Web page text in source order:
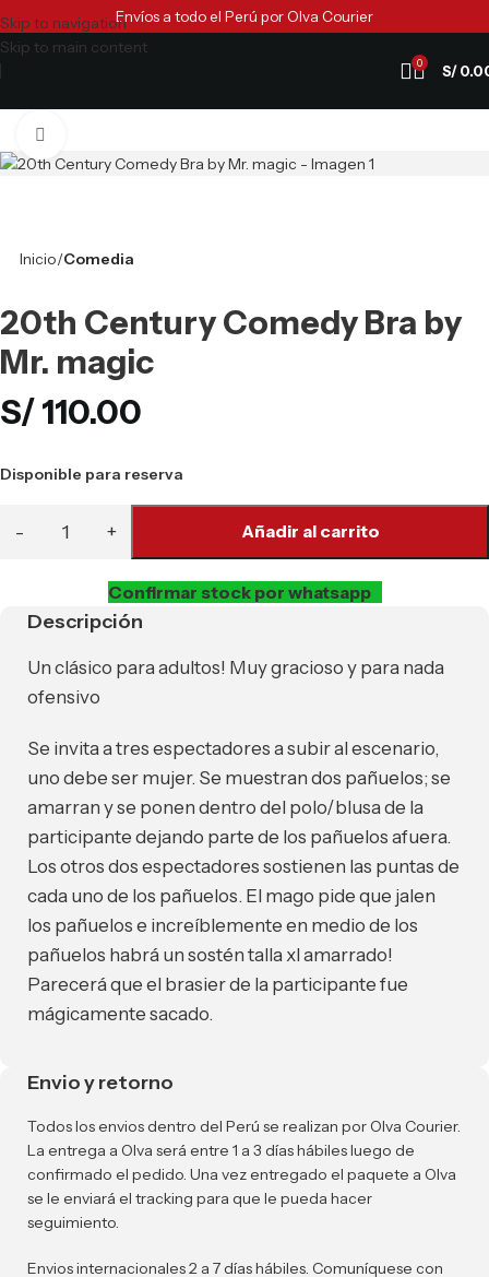
Skip to navigation
Skip to main content
Envíos a todo el Perú por Olva Courier
0 S/
Inicio Comedia
20th Century Comedy Bra by
Mr. magic
S/110.00
Disponible para reserva
Añadir al carrito
Confirmar stock por whatsapp
Descripción
Un clásico para adultos! Muy gracioso y para nada
ofensivo
Se invita a tres espectadores a subir al escenario,
uno debe ser mujer. Se muestran dos pañuelos; se
amarran y se ponen dentro del polo/blusa de la
participante dejando parte de los pañuelos afuera.
Los otros dos espectadores sostienen las puntas de
cada uno de los pañuelos. El mago pide que jalen
los pañuelos e increíblemente en medio de los
pañuelos habrá un sostén talla xl amarrado!
Parecerá que el brasier de la participante fue
mágicamente sacado.
Envio y retorno
Todos los envios dentro del Perú se realizan por Olva Courier.
La entrega a Olva será entre 1 a 3 días hábiles luego de
confirmado el pedido. Una vez entregado el paquete a Olva
se le enviará el tracking para que le pueda hacer
seguimiento.
Envios internacionales 2 a 7 días hábiles. Comuníquese con